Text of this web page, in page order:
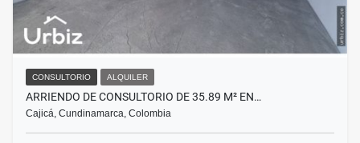
CONSULTORIO ALQUILER
ARRIENDO DE CONSULTORIO DE 35.89 M² EN…
Cajicá, Cundinamarca, Colombia